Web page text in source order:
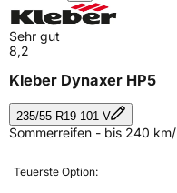
Sehr gut
8,2
Kleber Dynaxer HP5
235/55 R19 101 V
Sommerreifen - bis 240
Teuerste Option: